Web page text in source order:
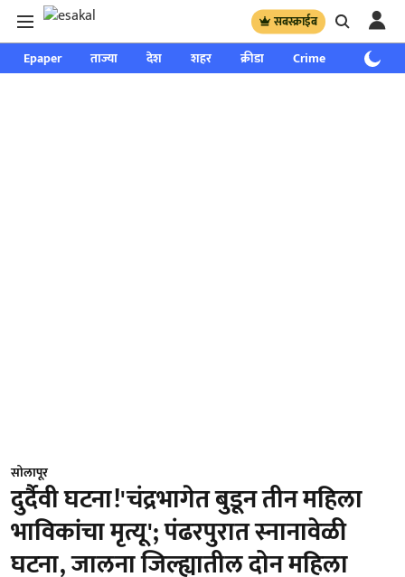
सबस्क्राईब
Epaper ताज्या देश शहर क्रीडा Crime साप्ताहिक
सोलापूर
दुर्दैवी घटना!'चंद्रभागेत बुडून तीन महिला
भाविकांचा मृत्यू'; पंढरपुरात स्नानावेळी
घटना, जालना जिल्ह्यातील दोन महिला